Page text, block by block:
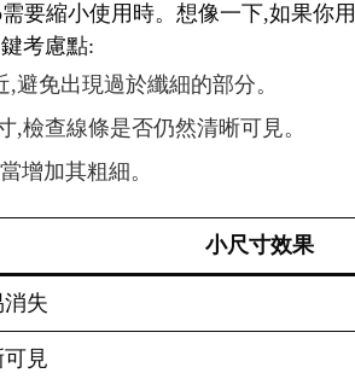
要縮小使用時。想像一下,如果
考慮點:
免出現過於纖細的部分。
檢查線條是否仍然清晰可見。
增加其粗細。
小尺寸效果
失
見